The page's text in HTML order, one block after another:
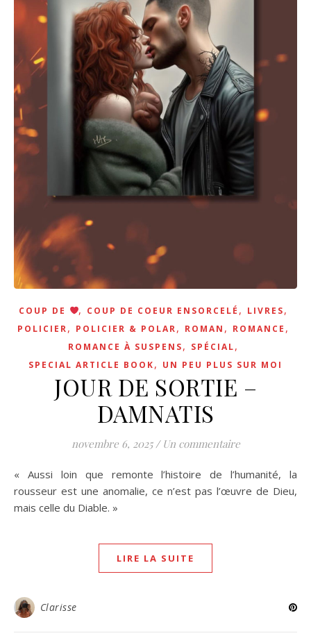
COUP DE , COUP DE COEUR ENSORCELÉ , LIVRES,
POLICIER, POLICIER & POLAR, ROMAN , ROMANCE ,
ROMANCE À SUSPENS, SPÉCIAL,
SPECIAL ARTICLE BOOK, UN PEU PLUS SUR MOI
JOUR DE SORTIE –
DAMNATIS
novembre 6, 2025 / Un commentaire
« Aussi loin que remonte l’histoire de l’humanité, la
rousseur est une anomalie, ce n’est pas l’œuvre de Dieu,
mais celle du Diable. »
LIRE LA SUITE
Clarisse